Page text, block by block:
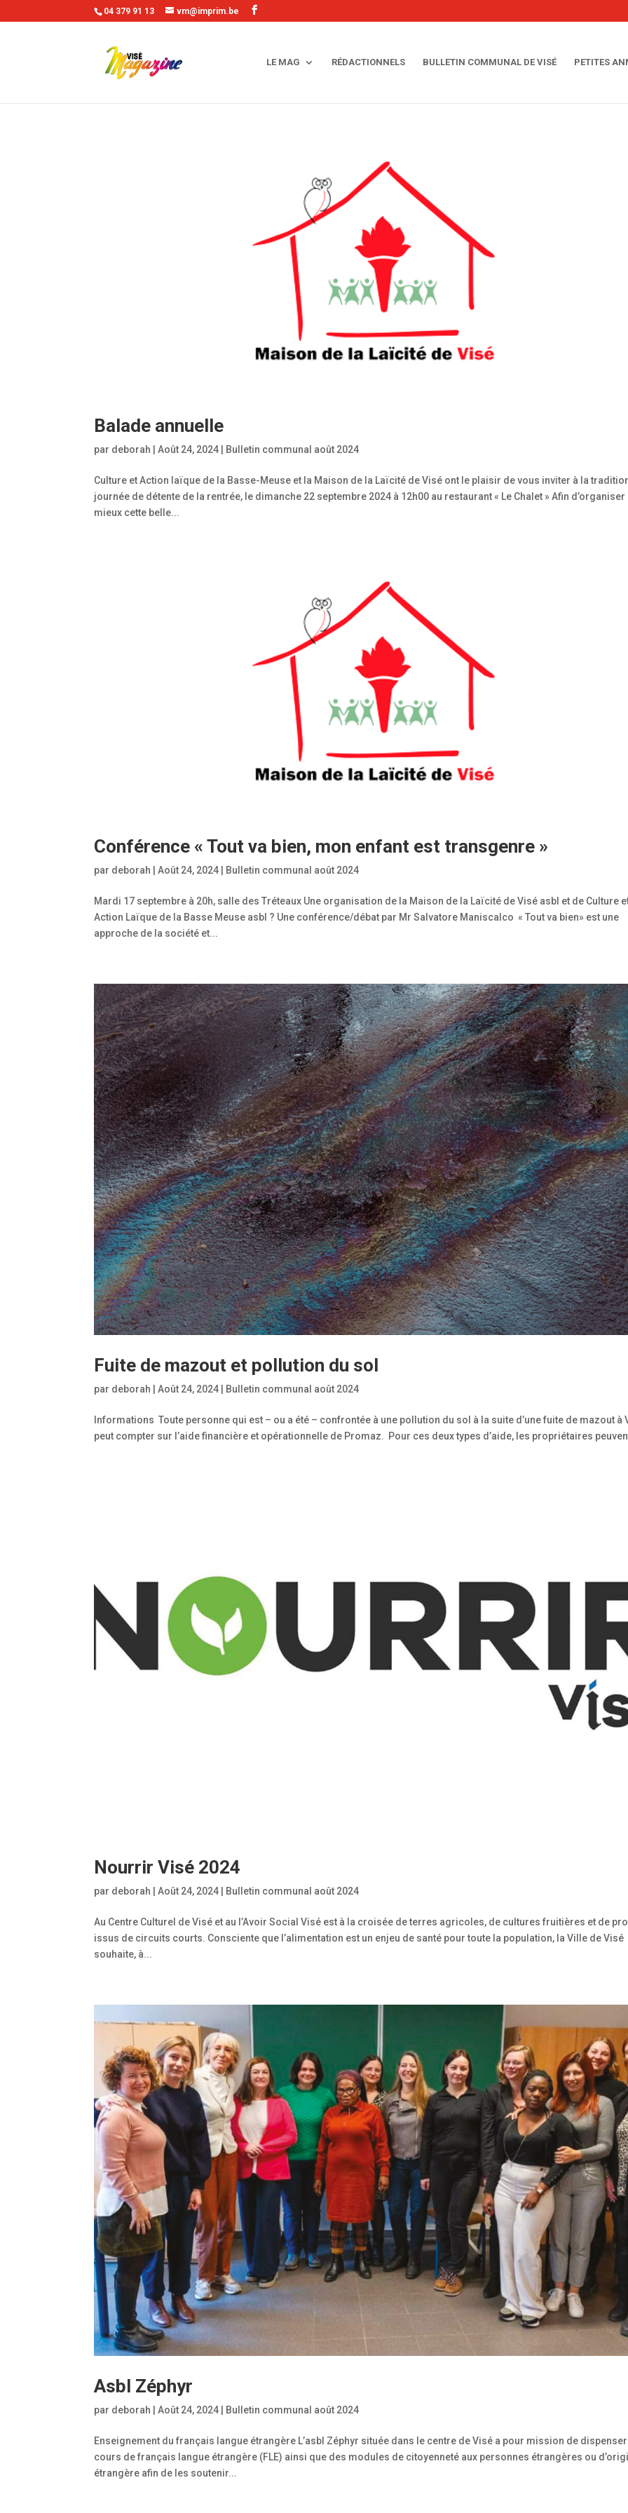
04 379 91 13 vm@imprim.be
LE MAG RÉDACTIONNELS BULLETIN COMMUNAL DE VISÉ PETITES
Balade annuelle
par deborah |Août 24, 2024 Bulletin communal août 2024
Culture et Action laïque de la Basse-Meuse et la Maison de la Laïcité de Visé ont le plaisir de vous inviter à la
journée de détente de la rentrée, le dimanche 22 septembre 2024 à 12h00 au restaurant « Le Chalet » Afin d’organiser
mieux cette belle...
Conférence « Tout va bien, mon enfant est transgenre »
par deborah |Août 24, 2024 Bulletin communal août 2024
Mardi 17 septembre à 20h, salle des Tréteaux Une organisation de la Maison de la Laïcité de Visé asbl et de Culture
Action Laïque de la Basse Meuse asbl ? Une conférence/débat par Mr Salvatore Maniscalco « Tout va bien» est une
approche de la société et...
Fuite de mazout et pollution du sol
par deborah |Août 24, 2024 | Bulletin communal août 2024
Informations Toute personne qui est – ou a été – confrontée à une pollution du sol à la suite d’une fuite de mazout à
peut compter sur l’aide financière et opérationnelle de Promaz. Pour ces deux types d’aide, les propriétaires
Nourrir Visé 2024
par deborah |Août 24, 2024 Bulletin communal août 2024
Au Centre Culturel de Visé et au l’Avoir Social Visé est à la croisée de terres agricoles, de cultures fruitières et de
issus de circuits courts. Consciente que l’alimentation est un enjeu de santé pour toute la population, la Ville de Visé
souhaite, à...
Asbl Zéphyr
par deborah |Août 24, 2024 Bulletin communal août 2024
Enseignement du français langue étrangère L’asbl Zéphyr située dans le centre de Visé a pour mission de
cours de français langue étrangère (FLE) ainsi que des modules de citoyenneté aux personnes étrangères ou
étrangère afin de les soutenir...